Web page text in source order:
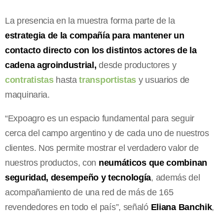
La presencia en la muestra forma parte de la
estrategia de la compañía para mantener un
contacto directo con los distintos actores de la
cadena agroindustrial, desde productores y
contratistashastatransportistas y usuarios de
maquinaria.
“Expoagro es un espacio fundamental para seguir
cerca del campo argentino y de cada uno de nuestros
clientes. Nos permite mostrar el verdadero valor de
nuestros productos, con neumáticos que combinan
seguridad, desempeño y tecnología, además del
acompañamiento de una red de más de 165
revendedores en todo el país”, señaló Eliana Banchik,